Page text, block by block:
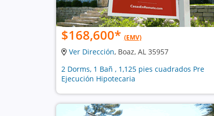
$168,600* (EMV)
Ver Dirección, Boaz, AL 35957
2 Dorms, 1 Bañ , 1,125 pies cuadrados Pre
Ejecución Hipotecaria